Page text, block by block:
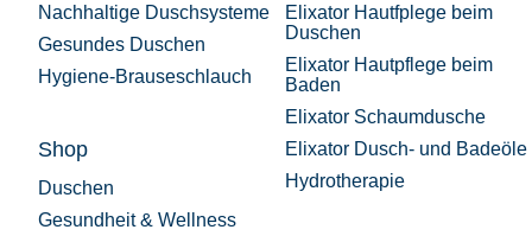
Nachhaltige Duschsysteme
Gesundes Duschen
Hygiene-Brauseschlauch
Shop
Duschen
Gesundheit & Wellness
Elixator Hautfplege beim
Duschen
Elixator Hautpflege beim
Baden
Elixator Schaumdusche
Elixator Dusch- und Badeöle
Hydrotherapie